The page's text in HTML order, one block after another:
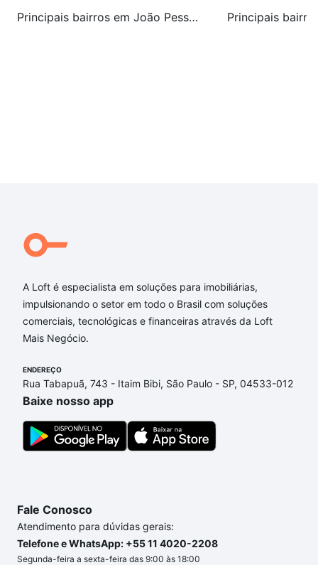
Principais bairros em João Pessoa, PB
A Loft é especialista em soluções para imobiliárias,
impulsionando o setor em todo o Brasil com soluções
comerciais, tecnológicas e financeiras através da Loft
Mais Negócio.
ENDEREÇO
Rua Tabapuã, 743 - Itaim Bibi, São Paulo - SP, 04533-012
Baixe nosso app
Fale Conosco
Atendimento para dúvidas gerais:
Telefone e WhatsApp: +55 11 4020-2208
Segunda-feira a sexta-feira das 9:00 às 18:00